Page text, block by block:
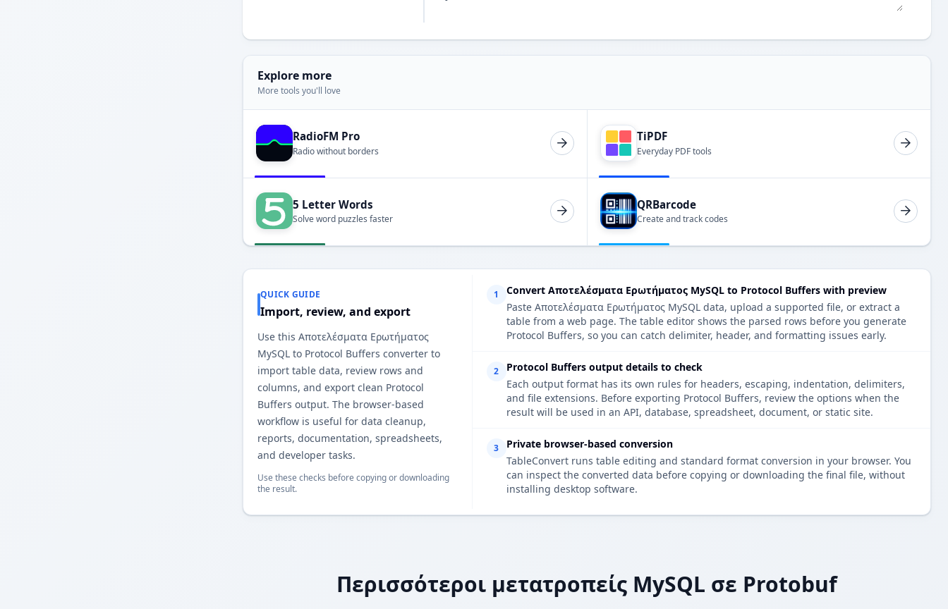
Explore more
More tools you'll love
RadioFM Pro
Radio without borders
TiPDF
Everyday PDF tools
5 Letter Words
Solve word puzzles faster
QRBarcode
Create and track codes
QUICK GUIDE
Import, review, and export
Use this Αποτελέσματα Ερωτήματος
MySQL to Protocol Buffers converter to
import table data, review rows and
columns, and export clean Protocol
Buffers output. The browser-based
workflow is useful for data cleanup,
reports, documentation, spreadsheets,
and developer tasks.
Use these checks before copying or downloading
the result.
1
Convert Αποτελέσματα Ερωτήματος MySQL to Protocol Buffers with preview
Paste Αποτελέσματα Ερωτήματος MySQL data, upload a supported file, or extract a
table from a web page. The table editor shows the parsed rows before you generate
Protocol Buffers, so you can catch delimiter, header, and formatting issues early.
2
Protocol Buffers output details to check
Each output format has its own rules for headers, escaping, indentation, delimiters,
and file extensions. Before exporting Protocol Buffers, review the options when the
result will be used in an API, database, spreadsheet, document, or static site.
3
Private browser-based conversion
TableConvert runs table editing and standard format conversion in your browser. You
can inspect the converted data before copying or downloading the final file, without
installing desktop software.
Περισσότεροι μετατροπείς MySQL σε Protobuf